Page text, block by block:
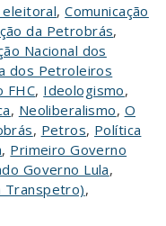
eleitoral,Comunicação
da Petrobrás,
Nacional dos
dos Petroleiros
FHC, Ideologismo,
, Neoliberalismo, O
, Petros, Política
, Primeiro Governo
Governo Lula,
Transpetro),